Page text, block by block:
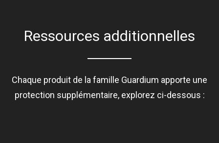
Ressources additionnelles
Chaque produit de la famille Guardium apporte une
protection supplémentaire, explorez ci-dessous :